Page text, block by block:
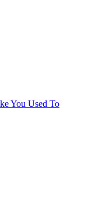
You Used To